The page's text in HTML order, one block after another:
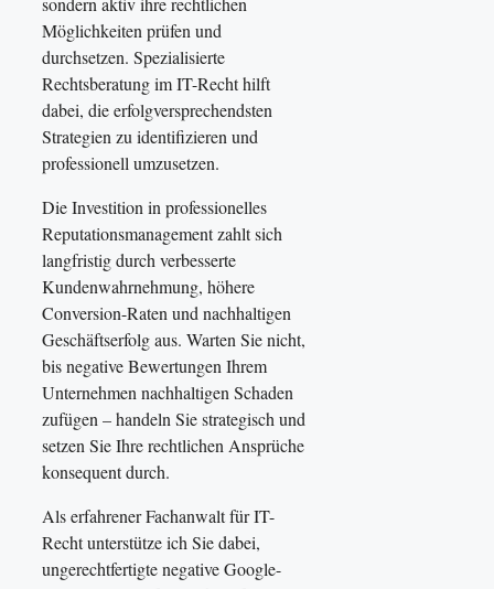
Möglichkeiten prüfen und
durchsetzen. Spezialisierte
Rechtsberatung im IT-Recht hilft
dabei, die erfolgversprechendsten
Strategien zu identifizieren und
professionell umzusetzen.
Die Investition in professionelles
Reputationsmanagement zahlt sich
langfristig durch verbesserte
Kundenwahrnehmung, höhere
Conversion-Raten und nachhaltigen
Geschäftserfolg aus. Warten Sie nicht,
bis negative Bewertungen Ihrem
Unternehmen nachhaltigen Schaden
zufügen – handeln Sie strategisch und
setzen Sie Ihre rechtlichen Ansprüche
konsequent durch.
Als erfahrener Fachanwalt für IT-
Recht unterstütze ich Sie dabei,
ungerechtfertigte negative Google-